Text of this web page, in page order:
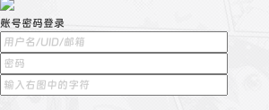
账号密码登录